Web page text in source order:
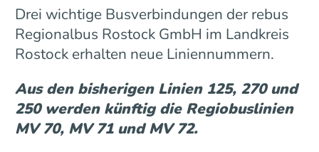
Drei wichtige Busverbindungen der rebus
Regionalbus Rostock GmbH im Landkreis
Rostock erhalten neue Liniennummern.
Aus den bisherigen Linien 125, 270 und
250 werden künftig die Regiobuslinien
MV 70, MV 71 und MV 72.